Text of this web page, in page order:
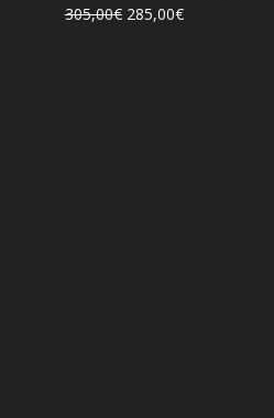
305,00€ El
285,00€El